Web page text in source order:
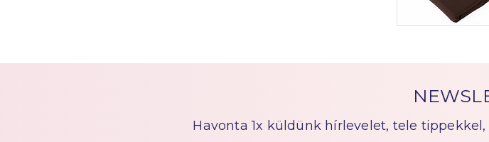
Havonta 1x küldünk hírlevelet, tele